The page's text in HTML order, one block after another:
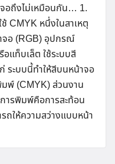
อถึงไม่เหมือนกัน… 1.
CMYK หนึ่งในสาเหตุ
จอ (RGB) อุปกรณ์
แท็บเล็ต ใช้ระบบสี
ระบบนี้ทำให้สีบนหน้าจอ
พ์ (CMYK) ส่วนงาน
รพิมพ์คือการสะท้อน
ถให้ความสว่างแบบหน้า